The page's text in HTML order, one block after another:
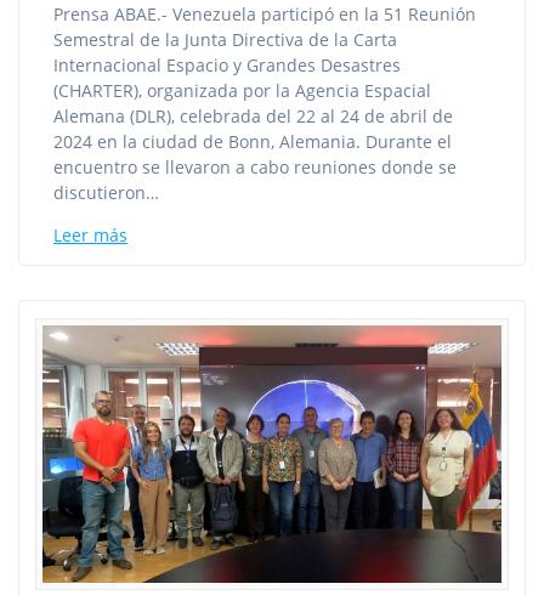
Prensa ABAE.- Venezuela participó en la 51 Reunión
Semestral de la Junta Directiva de la Carta
Internacional Espacio y Grandes Desastres
(CHARTER), organizada por la Agencia Espacial
Alemana (DLR), celebrada del 22 al 24 de abril de
2024 en la ciudad de Bonn, Alemania. Durante el
encuentro se llevaron a cabo reuniones donde se
discutieron…
Leer más